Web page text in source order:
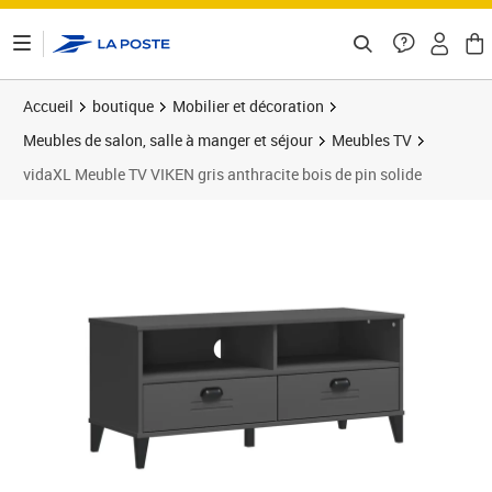
Accueil boutique
Mobilier et décoration
Meubles de salon, salle à manger et séjour
Meubles TV
vidaXL Meuble TV VIKEN gris anthracite bois de pin solide